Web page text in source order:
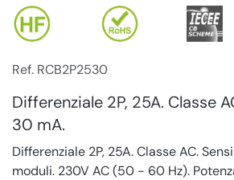
Ref. RCB2P2530
Differenziale 2P, 25A. Classe
30 mA.
Differenziale 2P, 25A. Classe AC.
moduli. 230V AC (50 - 60 Hz).